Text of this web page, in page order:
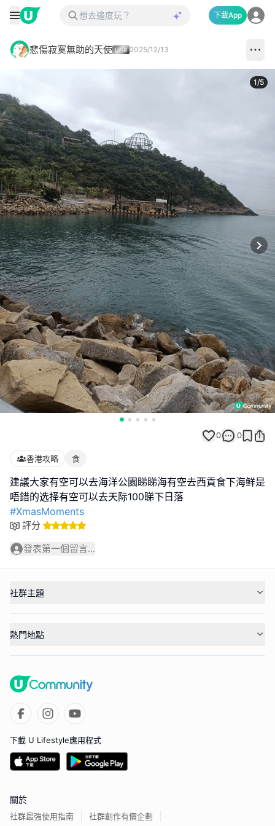
下載App
悲傷寂寞無助的天使 2025/12/13
1/5
0 0
香港攻略 食
建議大家有空可以去海洋公園睇睇海有空去西貢食下海鲜是
#XmasMoments
評分
發表第一個留言...
社群主題
熱門地點
下載 U Lifestyle應用程式
關於
社群最強使用指南 社群創作有價企劃